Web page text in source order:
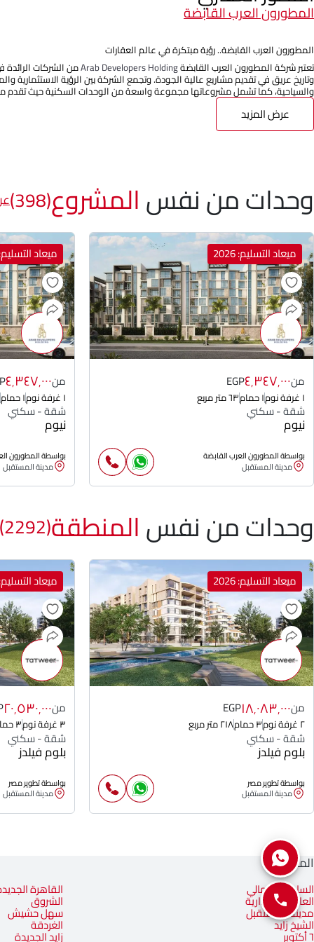
المطورون العرب القابضة
المطورون العرب القابضة.. رؤية مبتكرة في عالم العقارات
تعتبر شركة المطورون العرب القابضةArab Developers Holdingمن الشركات الرائدة
وتاريخ عريق في تقديم مشاريع عالية الجودة. وتجمع الشركة بين الرؤية الاستثمارية
والسياحية، كما تشمل مشروعاتها مجموعة واسعة من الوحدات السكنية حيث
عرض المزيد
وحدات من نفسالمشروع(398)
ميعاد التسليم: 2026
من٤٬٣٤٧٬٠٠٠EGP
١ غرفة نوم ١ حمام ٦٣ متر مربع
شقة - سكني
نيوم
بواسطة المطورون العرب القابضة
مدينة المستقبل
ميعاد التسليم: 2026
من٤٬٣٤٧٬٠٠٠
١ غرفة نوم ١ حمام
شقة - سكني
نيوم
بواسطة المطورون
مدينة المستقبل
وحدات من نفسالمنطقة(2292)
ميعاد التسليم: 2026
من١٨٬٠٨٣٬٠٠٠EGP
٢ غرفة نوم ٣ حمام ٢١٨ متر مربع
شقة - سكني
بلوم فيلدز
بواسطة تطوير مصر
مدينة المستقبل
ميعاد التسليم: 2026
من٢٠٬٥٣٠٬٠٠٠
٣ غرفة نوم ٣ حمام
شقة - سكني
بلوم فيلدز
بواسطة تطوير مصر
مدينة المستقبل
المناطق
الساحل الشمالي
العاصمة الإدارية
مدينة المستقبل
الشيخ زايد
٦ أكتوبر
القاهرة
الشروق
سهل حشيش
الغردقة
زايد الجديدة